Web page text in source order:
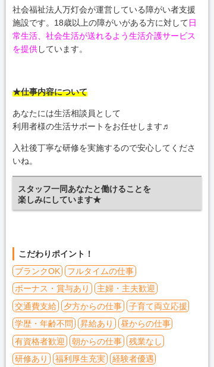
社会福祉法人万灯会が運営している障がい者支援
施設です。18歳以上の障がいがある方に対して日
常生活、社会生活が送れるよう生活介護サービス
を提供しています。
★仕事内容について
あなたには生活相談員として
利用者様の生活サポートをお任せします♬
入社後丁寧な研修を実施するので安心してくださ
いね。
スタッフ一同あなたと働けることを
楽しみにしています★
こだわりポイント！
ブランクOK
フルタイムの仕事
ボーナス・賞与あり
主婦・主夫歓迎
交通費支給
夕方からの仕事
子育て両立応援
学歴・年齢不問
昇給あり
昼からの仕事
有資格者歓迎
朝からの仕事
残業なし
研修あり
福利厚生充実 経験者優遇